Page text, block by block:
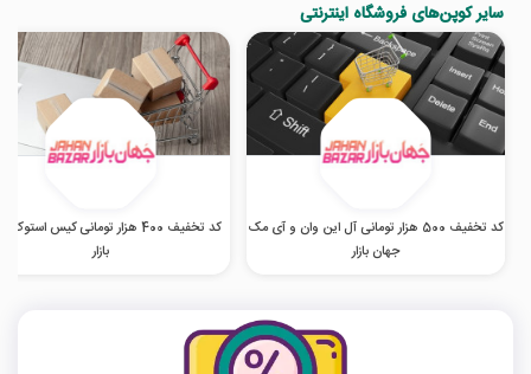
سایر کوپن‌های فروشگاه اینترنتی
کد تخفیف 500 هزار تومانی آل این وان و آی مک
جهان بازار
کد تخفیف 400 هزار تومانی کیس
بازار